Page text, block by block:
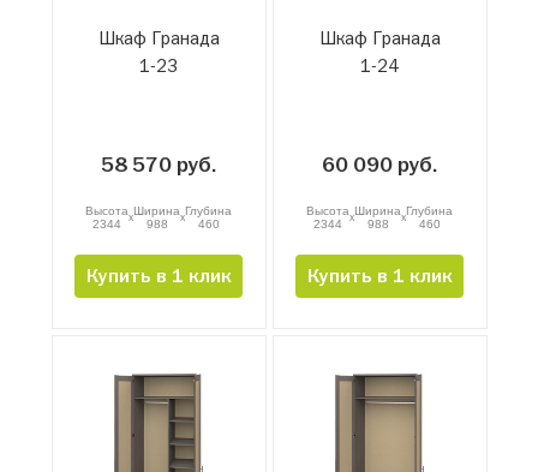
Шкаф Гранада
1-23
58 570 руб.
Высота
2344
xШирина
988
xГлубина
460
Купить в 1 клик
Шкаф Гранада
1-24
60 090 руб.
Высота
2344
xШирина
988
xГлубина
460
Купить в 1 клик